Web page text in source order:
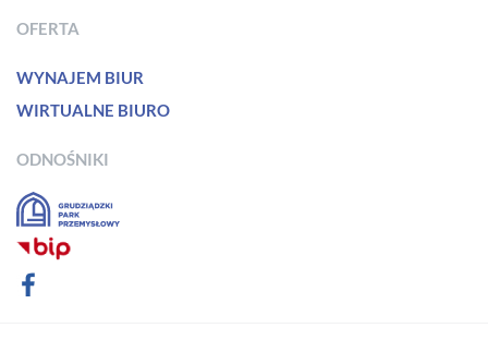
OFERTA
WYNAJEM BIUR
WIRTUALNE BIURO
ODNOŚNIKI